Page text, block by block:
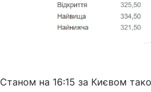
Станом на 16:15 за Києвом